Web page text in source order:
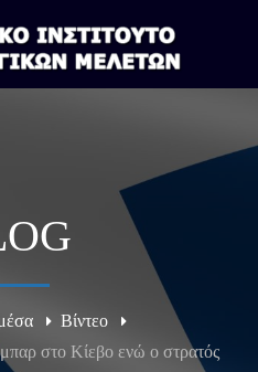
Βίντεο
στο Κίεβο ενώ ο στρατός